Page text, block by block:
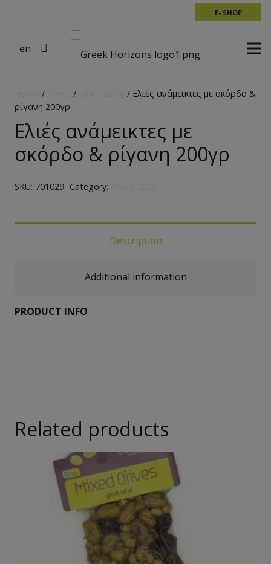
E- SHOP
/ /
/ Ελιές ανάμεικτες με σκόρδο &
ρίγανη 200γρ
Ελιές ανάμεικτες με
σκόρδο & ρίγανη 200γρ
SKU: 701029 Category:
Description
Additional information
PRODUCT INFO
Related products